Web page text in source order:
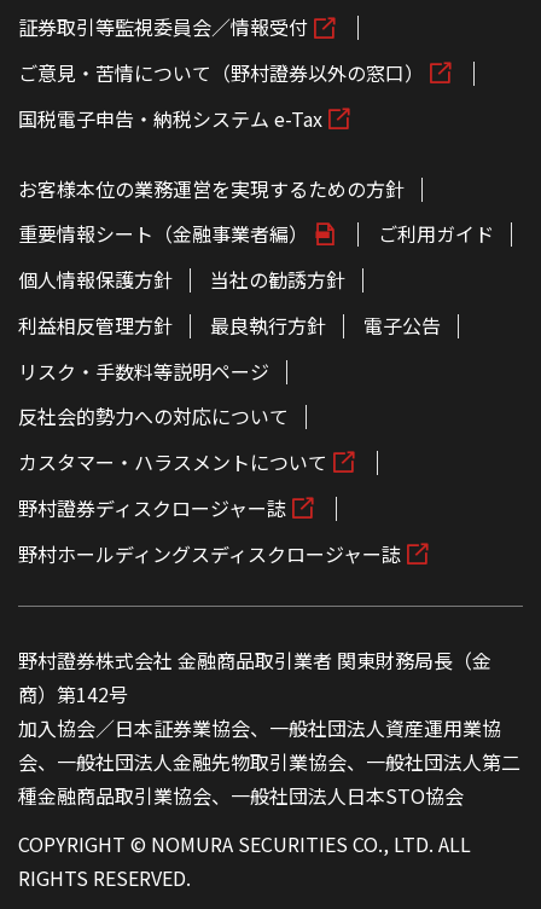
証券取引等監視委員会／情報受付
ご意見・苦情について（野村證券以外の窓口）
国税電子申告・納税システム e-Tax
お客様本位の業務運営を実現するための方針
重要情報シート（金融事業者編）
ご利用ガイド
個人情報保護方針
当社の勧誘方針
利益相反管理方針
最良執行方針
電子公告
リスク・手数料等説明ページ
反社会的勢力への対応について
カスタマー・ハラスメントについて
野村證券ディスクロージャー誌
野村ホールディングスディスクロージャー誌
野村證券株式会社 金融商品取引業者 関東財務局長（金
商）第142号
加入協会／日本証券業協会、一般社団法人資産運用業協
会、一般社団法人金融先物取引業協会、一般社団法人第二
種金融商品取引業協会、一般社団法人日本STO協会
COPYRIGHT © NOMURA SECURITIES CO., LTD. ALL
RIGHTS RESERVED.